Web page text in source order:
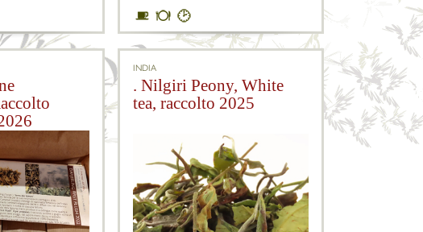
INDIA
. Nilgiri Peony, White
tea, raccolto 2025